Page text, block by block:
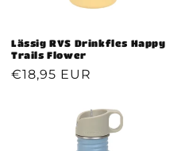
Lässig RVS Drinkfles Happy
Trails Flower
Normale
€18,95 EUR